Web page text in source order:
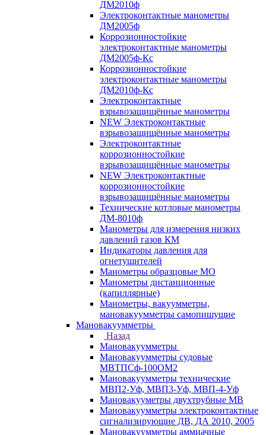
ДМ2010ф
Электроконтактные манометры
ДМ2005ф
Коррозионностойкие
электроконтактные манометры
ДМ2005ф-Кс
Коррозионностойкие
электроконтактные манометры
ДМ2010ф-Кс
Электроконтактные
взрывозащищённые манометры
NEW Электроконтактные
взрывозащищённые манометры
Электроконтактные
коррозионностойкие
взрывозащищённые манометры
NEW Электроконтактные
коррозионностойкие
взрывозащищённые манометры
Технические котловые манометры
ДМ-8010ф
Манометры для измерения низких
давлений газов КМ
Индикаторы давления для
огнетушителей
Манометры образцовые МО
Манометры дистанционные
(капиллярные)
Манометры, вакуумметры,
мановакуумметры самопишущие
Мановакуумметры
Назад
Мановакуумметры
Мановакуумметры судовые
МВТПСф-100ОМ2
Мановакуумметры технические
МВП2-Уф, МВП3-Уф, МВП-4-Уф
Мановакууметры двухтрубные МВ
Мановакуумметры электроконтактные
сигнализирующие ДВ, ДА 2010, 2005
Мановакуумметры аммиачные